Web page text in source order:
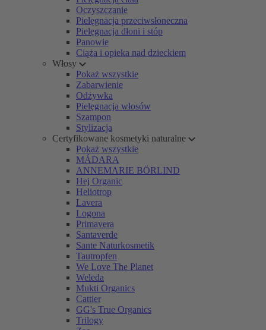
Oczyszczanie
Pielęgnacja przeciwsłoneczna
Pielęgnacja dłoni i stóp
Panowie
Ciąża i opieka nad dzieckiem
Włosy
Pokaż wszystkie
Zabarwienie
Odżywka
Pielęgnacja włosów
Szampon
Stylizacja
Certyfikowane kosmetyki naturalne
Pokaż wszystkie
MÁDARA
ANNEMARIE BÖRLIND
Hej Organic
Heliotrop
Lavera
Logona
Primavera
Santaverde
Sante Naturkosmetik
Tautropfen
We Love The Planet
Weleda
Mukti Organics
Cattier
GG's True Organics
Trilogy